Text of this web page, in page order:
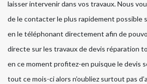
laisser intervenir dans vos travaux. Nous
de le contacter le plus rapidement possible
en le téléphonant directement afin de
directe sur les travaux de devis réparation
en ce moment profitez-en puisque le devis
tout ce mois-ci alors n’oubliez surtout pas